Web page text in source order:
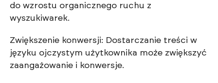
do wzrostu organicznego ruchu z
wyszukiwarek.
Zwiększenie konwersji: Dostarczanie treści w
języku ojczystym użytkownika może zwiększyć
zaangażowanie i konwersje.